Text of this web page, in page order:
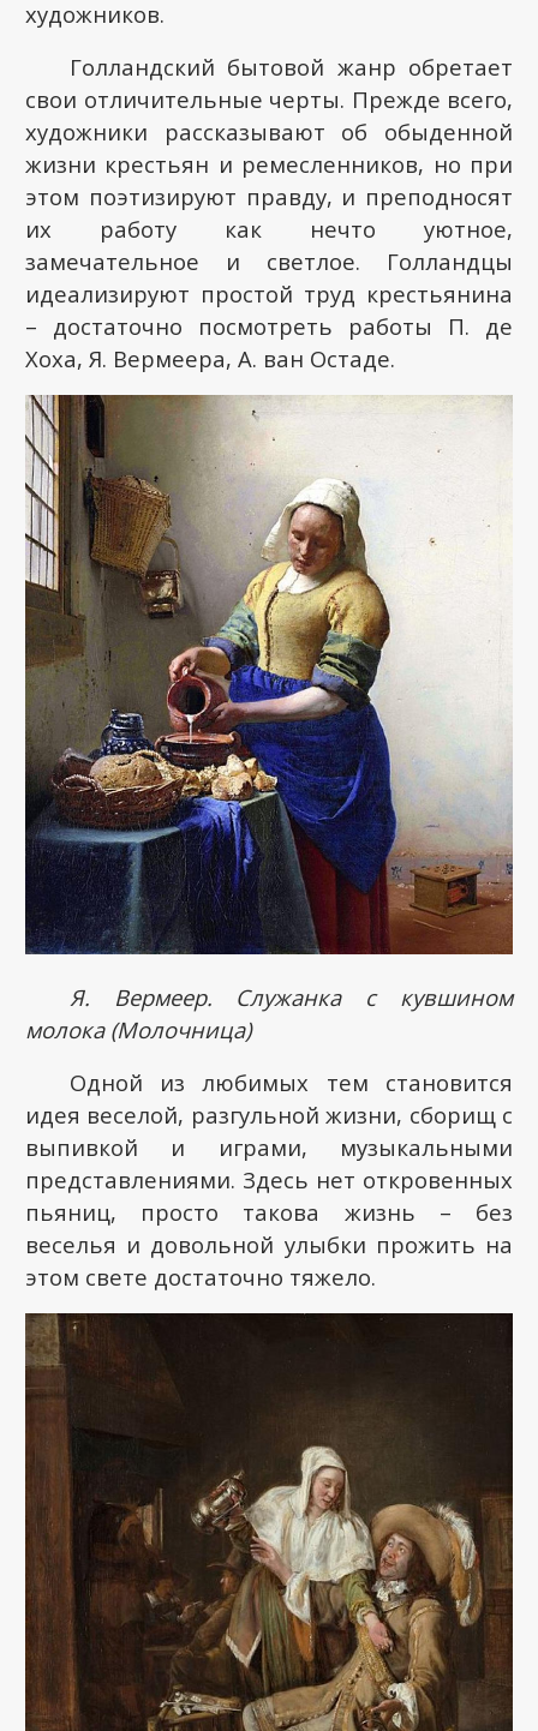
художников.
Голландский бытовой жанр обретает
свои отличительные черты. Прежде всего,
художники рассказывают об обыденной
жизни крестьян и ремесленников, но при
этом поэтизируют правду, и преподносят
их работу как нечто уютное,
замечательное и светлое. Голландцы
идеализируют простой труд крестьянина
– достаточно посмотреть работы П. де
Хоха, Я. Вермеера, А. ван Остаде.
Я. Вермеер. Служанка с кувшином
молока (Молочница)
Одной из любимых тем становится
идея веселой, разгульной жизни, сборищ с
выпивкой и играми, музыкальными
представлениями. Здесь нет откровенных
пьяниц, просто такова жизнь – без
веселья и довольной улыбки прожить на
этом свете достаточно тяжело.